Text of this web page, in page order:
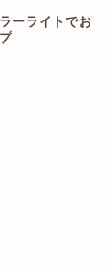
ーライトでお